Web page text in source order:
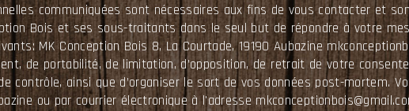
communiquées sont nécessaires aux fins de vous contacter et
Bois et ses sous-traitants dans le seul but de répondre à votre
MK Conception Bois 8, La Courtade, 19190 Aubazine
de portabilité, de limitation, d’opposition, de retrait de votre
contrôle, ainsi que d’organiser le sort de vos données post-mortem.
ou par courrier électronique à l'adresse